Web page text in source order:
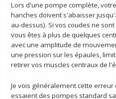
Lors d'une pompe complète,
hanches doivent s'abaisser
au-dessus). Si vos coudes ne
vous êtes à plus de quelques
avec une amplitude de
une pression sur les épaules,
retirer vos muscles centraux de
Je vois généralement cette
essaient des pompes standard